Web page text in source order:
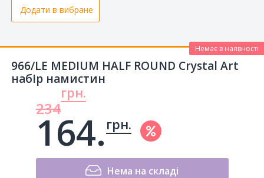
Додати в вибране
966/LE MEDIUM HALF ROUND Crystal Art
набір намистин
Немає в наявності
234
грн.
164. грн.
Нема на складі